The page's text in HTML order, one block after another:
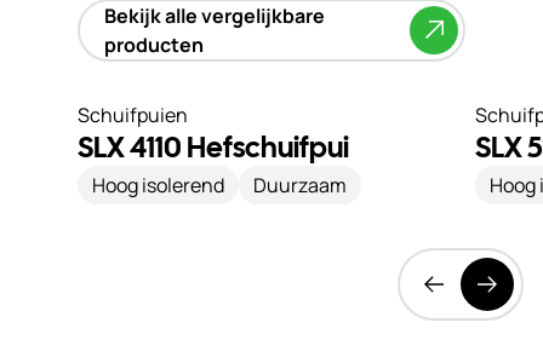
Bekijk alle vergelijkbare
producten
Schuifpuien
SLX 4110 Hefschuifpui
Hoog isolerend Duurzaam
SLX
Hoog